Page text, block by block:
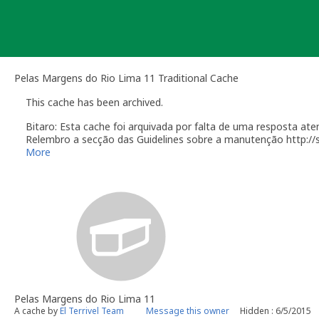
Pelas Margens do Rio Lima 11 Traditional Cache
This cache has been archived.
Bitaro: Esta cache foi arquivada por falta de uma resposta
Relembro a secção das Guidelines sobre a manutenção
"Precisa de Manutenção". Desative temporariamente a
geocache até que tenha resolvido o problema. É-lhe
do qual deverá verificar o estado da sua geocache. Se
temporariamente desativada por um longo período de
A região onde um geocacher é considerado capaz de
geocacher que anteriormente fez registo de geocaches
habilitado a manter uma geocache a 200 milhas (322
sobretudo estado dentro da distância de 25 milhas
distante de casa. O critério usado nesta situação fica a
Por causa do esforço requerido para manter uma
More
Pelas Margens do Rio Lima 11
A cache byEl Terrivel Team Message this owner Hidden : 6/5/2015